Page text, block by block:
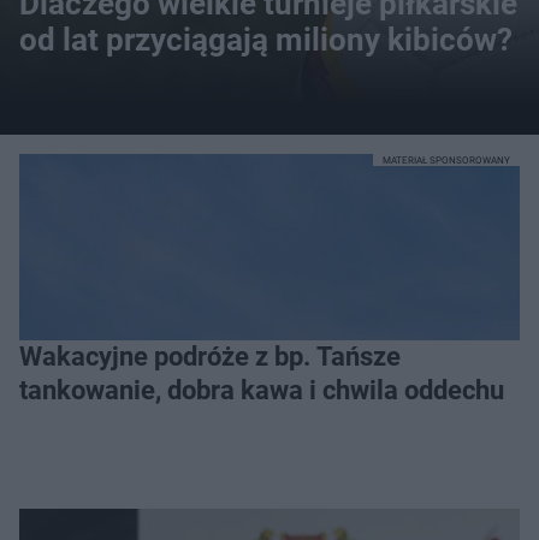
od lat przyciągają miliony kibiców?
Wakacyjne podróże z bp. Tańsze
tankowanie, dobra kawa i chwila oddechu
MATERIAŁ SPONSOROWANY